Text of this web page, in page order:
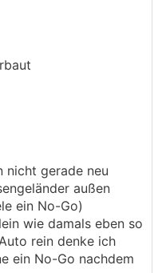
noch 900k+.
so 800k. Ein
für mich von
Bruchbude, weil ich
vor kurzem. 1,8
realitisch.
auch zum
selbes Haus, der
Der hat auch
meine Ansage.
diesen Wert.
immobilien/d/eigent
stadt/lichtdurchf
salzburg-gneis-mit-
immobilien/d/eigent
stadt/luxurioese
immobilien/d/eigent
stadt/leopoldskr
wohnung-in-bestl
nicht gerade neu
außen
ein No-Go)
wie damals eben so
rein denke ich
ein No-Go nachdem